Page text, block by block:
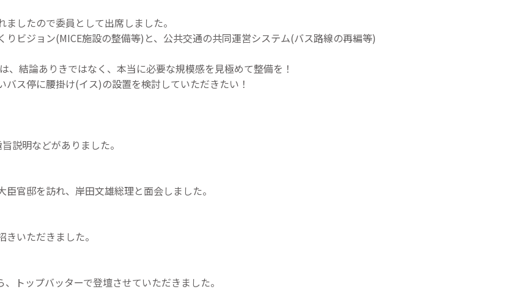
ましたので委員として出席しました。
ビジョン(MICE施設の整備等)と、公共交通の共同運営システム(バス路線の再編等)
、結論ありきではなく、本当に必要な規模感を見極めて整備を！
ス停に腰掛け(イス)の設置を検討していただきたい！
説明などがありました。
官邸を訪れ、岸田文雄総理と面会しました。
いただきました。
、トップバッターで登壇させていただきました。